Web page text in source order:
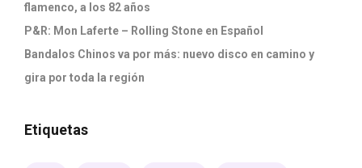
flamenco, a los 82 años
P&R: Mon Laferte – Rolling Stone en Español
Bandalos Chinos va por más: nuevo disco en camino y
gira por toda la región
Etiquetas